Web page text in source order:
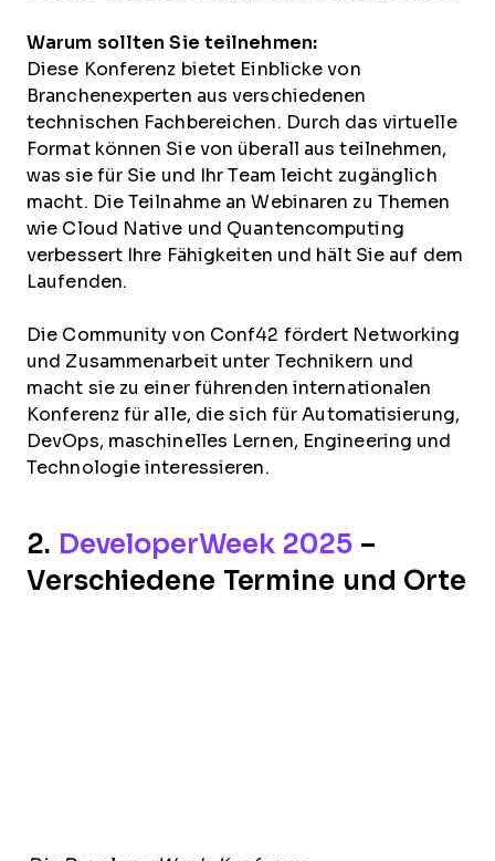
Warum sollten Sie teilnehmen:
Diese Konferenz bietet Einblicke von
Branchenexperten aus verschiedenen
technischen Fachbereichen. Durch das virtuelle
Format können Sie von überall aus teilnehmen,
was sie für Sie und Ihr Team leicht zugänglich
macht. Die Teilnahme an Webinaren zu Themen
wie Cloud Native und Quantencomputing
verbessert Ihre Fähigkeiten und hält Sie auf dem
Laufenden.
Die Community von Conf42 fördert Networking
und Zusammenarbeit unter Technikern und
macht sie zu einer führenden internationalen
Konferenz für alle, die sich für Automatisierung,
DevOps, maschinelles Lernen, Engineering und
Technologie interessieren.
2. DeveloperWeek 2025–
Verschiedene Termine und Orte